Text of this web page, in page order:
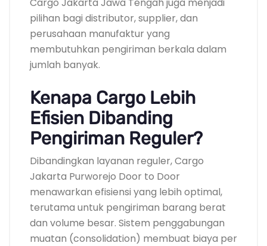
pilihan bagi distributor, supplier, dan
perusahaan manufaktur yang
membutuhkan pengiriman berkala dalam
jumlah banyak.
Kenapa Cargo Lebih
Efisien Dibanding
Pengiriman Reguler?
Dibandingkan layanan reguler, Cargo
Jakarta Purworejo Door to Door
menawarkan efisiensi yang lebih optimal,
terutama untuk pengiriman barang berat
dan volume besar. Sistem penggabungan
muatan (consolidation) membuat biaya per